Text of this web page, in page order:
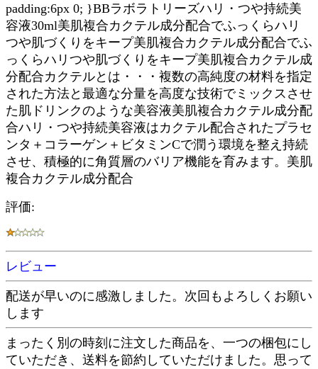
padding:6px 0; }BBラボラトリーズハリ・つや持続美
容液30ml美肌複合カクテル成分配合でふっくらハリ
つや肌づくりをキープ美肌複合カクテル成分配合でふ
っくらハリつや肌づくりをキープ美肌複合カクテル成
分配合カクテルとは・・・複数の高純度の材料を指定
された方法と最適な分量を高度な技術でミックスさせ
た肌ドリンクのような美容液美肌複合カクテル成分配
合ハリ・つや持続美容液はカクテル配合されたプラセ
ンタ＋コラーゲン＋ビタミンCで潤う環境を整え持続
させ、積極的に角質層のバリア機能を育みます。美肌
複合カクテル成分配合
評価:
レビュー
配送が早いのに感激しました。次回もよろしくお願い
します
まったく別の時刻に注文した商品を、一つの梱包にし
ていただき、送料を節約していただけました。思って